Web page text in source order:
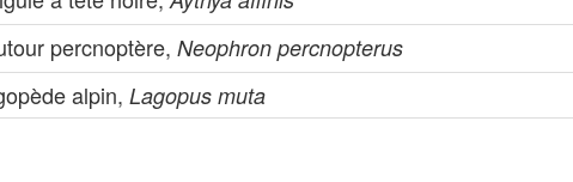
percnoptère,Neophron percnopterus
alpin,Lagopus muta